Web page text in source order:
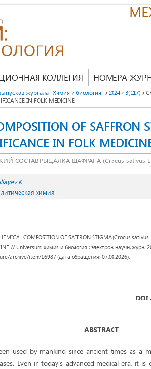
КОЛЛЕГИЯ НОМЕРА
журнала "Химия и биология" 2024 3(117)
IN FOLK MEDICINE
OF SAFFRON
IN FOLK
СОСТАВ РЫЦАЛКА ШАФРАНА (Crocus
K.
химия
COMPOSITION OF SAFFRON STIGMA (Crocus sativus
// Universum: химия и биология : электрон. научн. журн.
archive/item/16987 (дата обращения: 07.08.2026).
DOI
ABSTRACT
used by mankind since ancient times as a
Even in today's advanced medical era, it